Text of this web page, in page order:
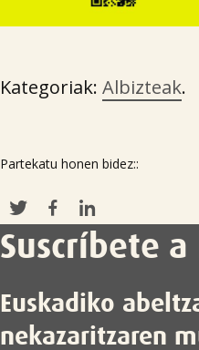
Kategoriak: Albizteak.
Partekatu honen bidez::
Suscríbete
Euskadiko
nekazaritzaren